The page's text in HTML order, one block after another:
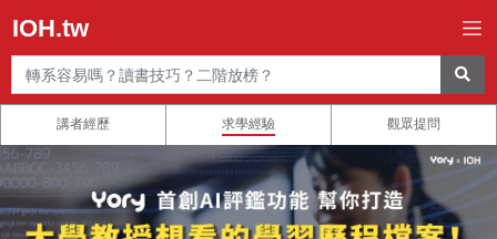
IOH.tw
講者經歷 求學經驗 觀眾提問